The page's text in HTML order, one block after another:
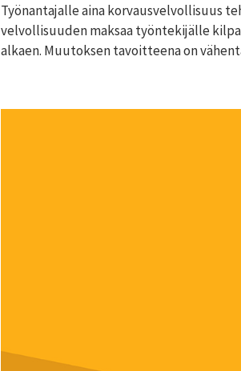
Työnantajalle aina korvausvelvollisuus
velvollisuuden maksaa työntekijälle
alkaen. Muutoksen tavoitteena on